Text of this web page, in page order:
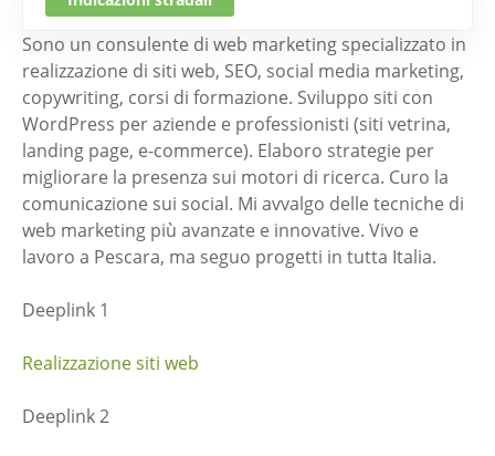
Sono un consulente di web marketing specializzato in
realizzazione di siti web, SEO, social media marketing,
copywriting, corsi di formazione. Sviluppo siti con
WordPress per aziende e professionisti (siti vetrina,
landing page, e-commerce). Elaboro strategie per
migliorare la presenza sui motori di ricerca. Curo la
comunicazione sui social. Mi avvalgo delle tecniche di
web marketing più avanzate e innovative. Vivo e
lavoro a Pescara, ma seguo progetti in tutta Italia.
Deeplink 1
Realizzazione siti web
Deeplink 2